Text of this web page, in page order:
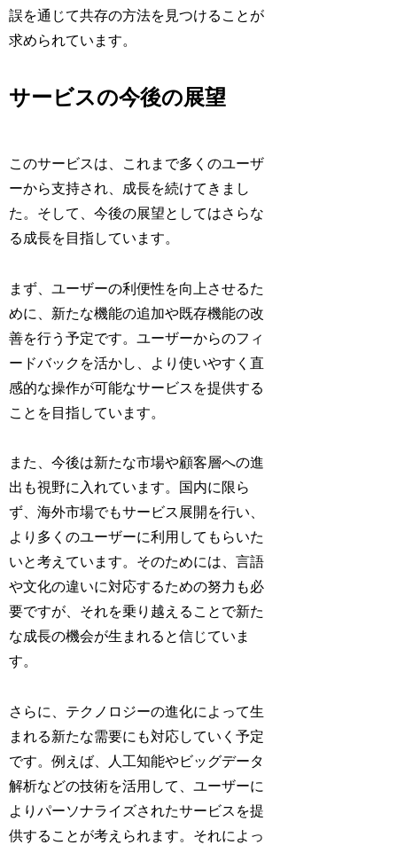
誤を通じて共存の方法を見つけることが
求められています。
サービスの今後の展望
このサービスは、これまで多くのユーザ
ーから支持され、成長を続けてきまし
た。そして、今後の展望としてはさらな
る成長を目指しています。
まず、ユーザーの利便性を向上させるた
めに、新たな機能の追加や既存機能の改
善を行う予定です。ユーザーからのフィ
ードバックを活かし、より使いやすく直
感的な操作が可能なサービスを提供する
ことを目指しています。
また、今後は新たな市場や顧客層への進
出も視野に入れています。国内に限ら
ず、海外市場でもサービス展開を行い、
より多くのユーザーに利用してもらいた
いと考えています。そのためには、言語
や文化の違いに対応するための努力も必
要ですが、それを乗り越えることで新た
な成長の機会が生まれると信じていま
す。
さらに、テクノロジーの進化によって生
まれる新たな需要にも対応していく予定
です。例えば、人工知能やビッグデータ
解析などの技術を活用して、ユーザーに
よりパーソナライズされたサービスを提
供することが考えられます。それによっ